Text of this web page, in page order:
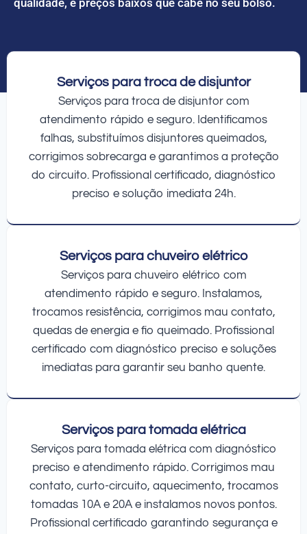
Serviços para troca de disjuntor
Serviços para troca de disjuntor com
atendimento rápido e seguro. Identificamos
falhas, substituímos disjuntores queimados,
corrigimos sobrecarga e garantimos a proteção
do circuito. Profissional certificado, diagnóstico
preciso e solução imediata 24h.
Serviços para chuveiro elétrico
Serviços para chuveiro elétrico com
atendimento rápido e seguro. Instalamos,
trocamos resistência, corrigimos mau contato,
quedas de energia e fio queimado. Profissional
certificado com diagnóstico preciso e soluções
imediatas para garantir seu banho quente.
Serviços para tomada elétrica
Serviços para tomada elétrica com diagnóstico
preciso e atendimento rápido. Corrigimos mau
contato, curto-circuito, aquecimento, trocamos
tomadas 10A e 20A e instalamos novos pontos.
Profissional certificado garantindo segurança e